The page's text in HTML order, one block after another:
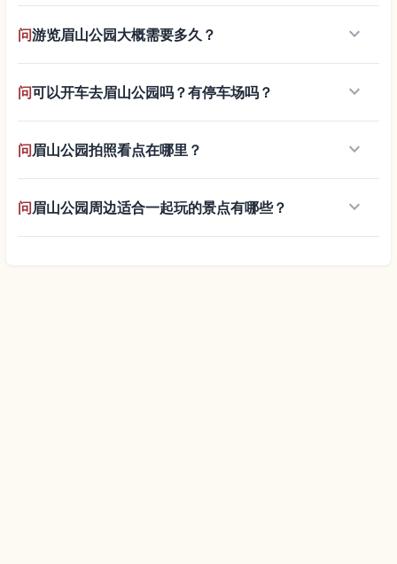
问游览眉山公园大概需要多久？ keyboard_arrow_down
问可以开车去眉山公园吗？有停车场吗？ keyboard_arrow_down
问眉山公园拍照看点在哪里？ keyboard_arrow_down
问眉山公园周边适合一起玩的景点有哪些？ keyboard_arrow_down